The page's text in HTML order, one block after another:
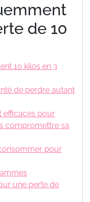
de 10
10 kilos en 3
de perdre autant
efficaces pour
compromettre sa
pour
une perte de